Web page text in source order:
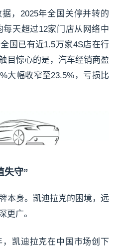
，2025年全国关停并转的
每天超过12家门店从网络中
国已有近1.5万家4S店在行
目惊心的是，汽车经销商盈
大幅收窄至23.5%，亏损比
失守”
本身。凯迪拉克的困境，远
更广。
凯迪拉克在中国市场创下